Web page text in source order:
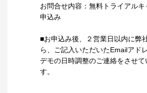
お問合せ内容：無料トライアルキ
申込み
■お申込み後、２営業日以内に弊
ら、ご記入いただいたEmailアド
デモの日時調整のご連絡をさせて
す。